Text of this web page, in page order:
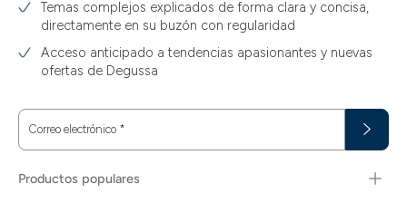
Temas complejos explicados de forma clara y concisa,
directamente en su buzón con regularidad
Acceso anticipado a tendencias apasionantes y nuevas
ofertas de Degussa
Correo electrónico *
Productos populares